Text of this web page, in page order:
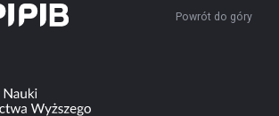
Powrót do góry